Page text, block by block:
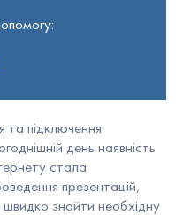
та підключення
день наявність
стала
презентацій,
швидко знайти необхідну